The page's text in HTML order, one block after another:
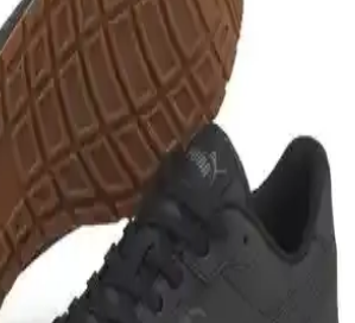
sneaker, hafifliği, şıklığı ve konforu ile öne
dayanıklı malzemeleriyle günlük kullanım ve
bir tercih.
Slazenger ZEKKO Spor
2024
ZEKKO ayakkabıları, farklı kullanım
öne çıkıyor. Bu karşılaştırmada, her iki
yorumları ve uygunluk alanları detaylı
Spor ve Günlük